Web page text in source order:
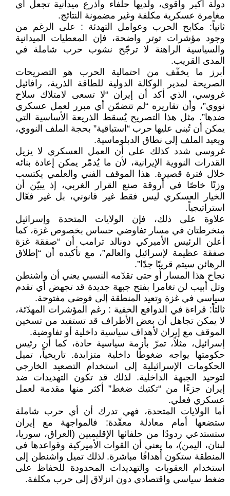
دولة أكبر وأقوى، ولديها حلفاء وأذرع ميدانية تجعل أي
مغامرة عسكرية مكلفة وغير مضمونة النتائج.
ثانياً: مكابح الحرب وعوامل التهدئة : على الرغم من
وجود مؤشرات توتر واضحة، فإن المعطيات الميدانية
والسياسية الراهنة لا ترجّح نشوب حرب شاملة في
المدى القريب.
أبرز ما يخفّف من احتمالية الحرب هو التصريحات
الصريحة لمدير الوكالة الدولية للطاقة الذرية، رافائيل
غروسي، الذي أكد أن إيران “لا تسعى لامتلاك سلاح
نووي”، وأن تقاريره “لم تتضمّن أي مبرر لعمل عسكري
ضدها”. مثل هذا التصريح يُسقط الذريعة الأساسية التي
يمكن أن تُبنى عليها حرب “استباقية” بحجة الملف النووي،
ويعيد الملف إلى نطاق الدبلوماسية.
غروسي شدد كذلك على أن العمل العسكري لا يزيل
القدرات النووية الإيرانية، لأن ما يُدمّر يمكن إعادة بنائه
خلال فترة قصيرة. هذا الموقف الفني والعلمي يكتسب
وزنًا خاصًا في أروقة صنع القرار الغربي، إذ يبيّن أن
الخيار العسكري ليس فقط غير قانوني، بل غير فعّال
استراتيجياً.
علاوة على ذلك، فإن الولايات المتحدة وإسرائيل
منخرطتان في مسار تفاوضي حساس بخصوص غزة، كما
أعلن الرئيس الأميركي دونالد ترامب أن “صفقة غزة
صفقة عظيمة لإسرائيل والعالم”، مع تأكيده أن “إطلاق
الرهائن سيتم قريبًا جدًا”.
نجاح هذا المسار أو حتى تقدّمه النسبي يعني أن واشنطن
وتل أبيب لن تغامرا بفتح جبهة جديدة قد تجهض أي تقدم
سياسي في غزة وتعيد المنطقة إلى فوضى مفتوحة.
ثالثاً: قراءة في الدوافع الخفية : رغم المؤشرات المهدّئة،
لا يمكن تجاهل أن بعض الأطراف قد تستفيد من تسخين
الموقف مع إيران لأهداف سياسية داخلية أو تفاوضية.
إسرائيل، مثلاً، تمرّ بأزمة سياسية حادة، كما أن رئيس
حكومتها يواجه ضغوطًا داخلية متزايدة. تاريخياً، تميل
الحكومات الإسرائيلية إلى استخدام التصعيد الخارجي
لتوحيد الجبهة الداخلية. لذلك قد تكون التهديدات ضد
إيران جزءًا من “تكتيك ضغط” أكثر منها مقدمة لعمل
عسكري فعلي.
أما الولايات المتحدة، فهي تدرك أن أي حرب شاملة
ستضعها أمام معادلة معقّدة: فالمواجهة مع إيران
ستستدعي ردودًا من حلفائها الإقليميين (العراق، سوريا،
لبنان، اليمن)، ما يعني أن القوات الأميركية وقواعدها في
المنطقة ستكون أهدافًا مباشرة. لذلك تميل واشنطن إلى
استخدام العقوبات والتهديدات المحدودة للحفاظ على
ضغط سياسي واقتصادي دون انزلاق إلى حرب مكلفة.